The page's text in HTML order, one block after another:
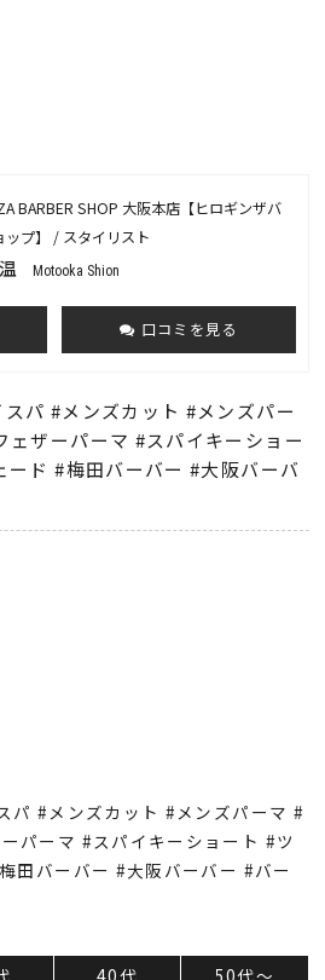
BARBER SHOP 大阪本店【ヒロギンザバ
ップ】 / スタイリスト
Motooka Shion
口コミを見る
パ #メンズカット #メンズパー
ェザーパーマ #スパイキーショー
ード #梅田バーバー #大阪バーバ
パ #メンズカット #メンズパーマ #
パーマ #スパイキーショート #ツ
田バーバー #大阪バーバー #バー
40代
50代～